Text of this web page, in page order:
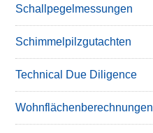
Schallpegelmessungen
Schimmelpilzgutachten
Technical Due Diligence
Wohnflächenberechnungen